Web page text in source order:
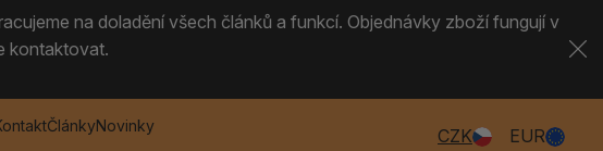
na doladění všech článků a funkcí. Objednávky zboží fungují v
kontaktovat.
ČlánkyNovinky CZK
EUR